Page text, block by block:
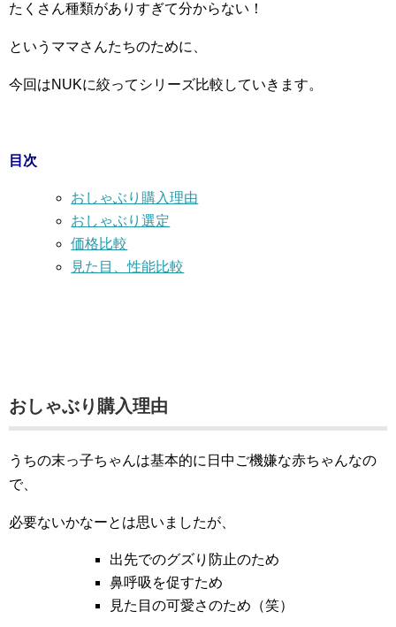
たくさん種類がありすぎて分からない！
というママさんたちのために、
今回はNUKに絞ってシリーズ比較していきます。
目次
おしゃぶり購入理由
おしゃぶり選定
価格比較
見た目、性能比較
おしゃぶり購入理由
うちの末っ子ちゃんは基本的に日中ご機嫌な赤ちゃんなの
で、
必要ないかなーとは思いましたが、
出先でのグズり防止のため
鼻呼吸を促すため
見た目の可愛さのため（笑）